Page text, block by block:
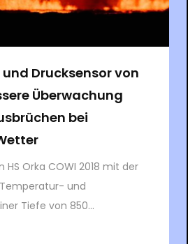
Drucksensor von
Überwachung
bei
HS Orka COWI 2018 mit der
und
Tiefe von 850...